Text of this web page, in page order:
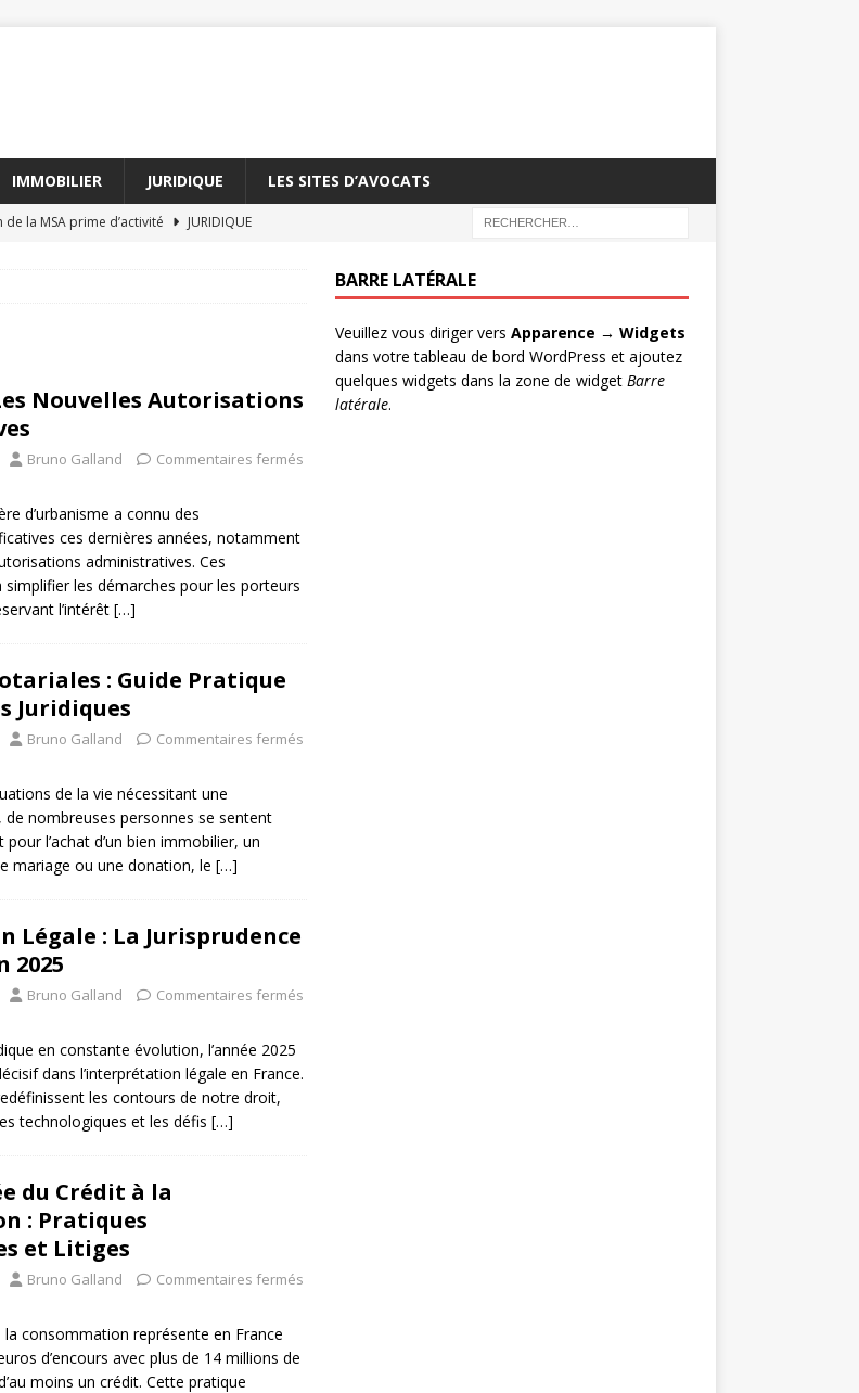
IMMOBILIER JURIDIQUE LES SITES D’AVOCATS
la MSA prime d’activité
JURIDIQUE
pour plus d’infos
Nouvelles Autorisations
Bruno Galland Commentaires fermés
d’urbanisme a connu des
ces dernières années, notamment
administratives. Ces
les démarches pour les porteurs
l’intérêt […]
: Guide Pratique
Juridiques
Bruno Galland Commentaires fermés
de la vie nécessitant une
nombreuses personnes se sentent
l’achat d’un bien immobilier, un
mariage ou une donation, le […]
: La Jurisprudence
2025
Bruno Galland Commentaires fermés
en constante évolution, l’année 2025
dans l’interprétation légale en France.
les contours de notre droit,
technologiques et les défis […]
du Crédit à la
: Pratiques
et Litiges
Bruno Galland Commentaires fermés
consommation représente en France
d’encours avec plus de 14 millions de
moins un crédit. Cette pratique
BARRE LATÉRALE
Veuillez vous diriger vers Apparence → Widgets
dans votre tableau de bord WordPress et ajoutez
quelques widgets dans la zone de widget Barre
latérale.